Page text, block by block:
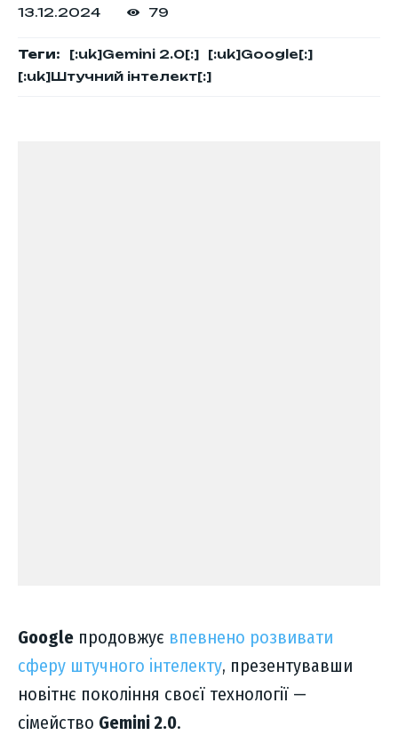
13.12.2024 79
Теги: [:uk]Gemini 2.0[:]
[:uk]Google[:]
[:uk]Штучний інтелект[:]
Google продовжує впевнено розвивати
сферу штучного інтелекту, презентувавши
новітнє покоління своєї технології —
сімейство Gemini 2.0.